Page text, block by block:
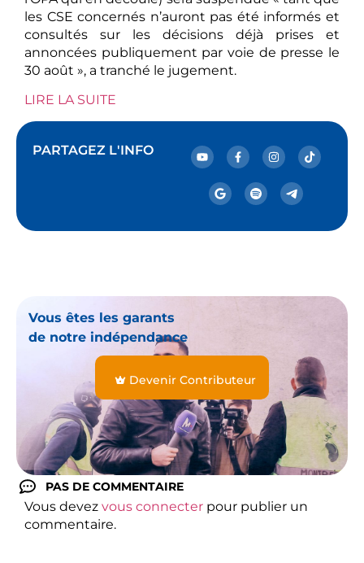
les CSE concernés n’auront pas été informés et
consultés sur les décisions déjà prises et
annoncées publiquement par voie de presse le
30 août », a tranché le jugement.
LIRE LA SUITE
PARTAGEZ L'INFO
Vous êtes les garants
de notre indépendance
Devenir Contributeur
PAS DE COMMENTAIRE
Vous devez vous connecter pour publier un
commentaire.